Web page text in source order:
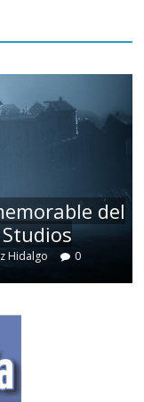
del
Hidalgo 0